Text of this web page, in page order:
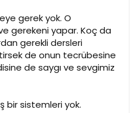
gerek yok. O
gerekeni yapar. Koç da
gerekli dersleri
de onun tecrübesine
de saygı ve sevgimiz
bir sistemleri yok.